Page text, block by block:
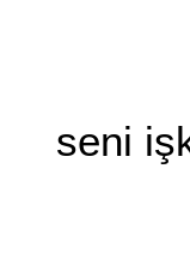
-
-Bir
seni
-Siz